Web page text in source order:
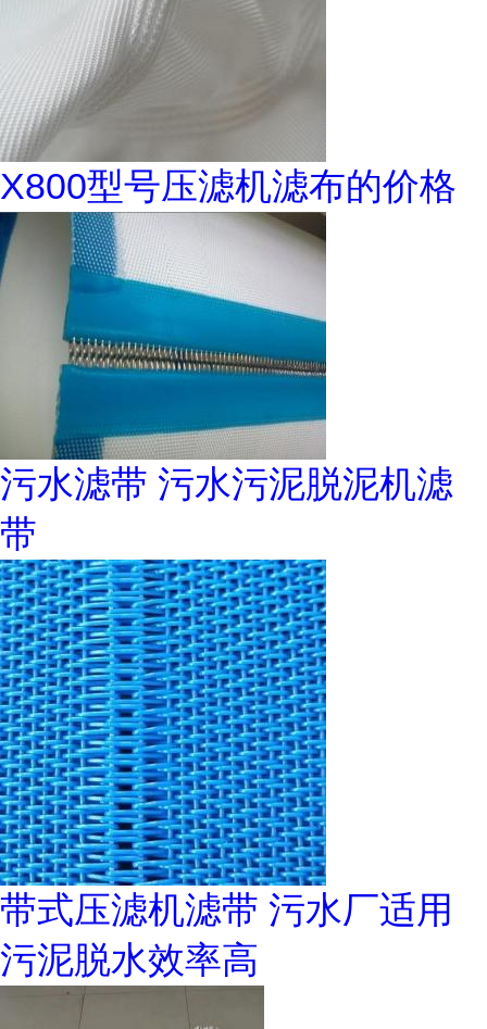
X800型号压滤机滤布的价格
污水滤带 污水污泥脱泥机滤
带
带式压滤机滤带 污水厂适用
污泥脱水效率高